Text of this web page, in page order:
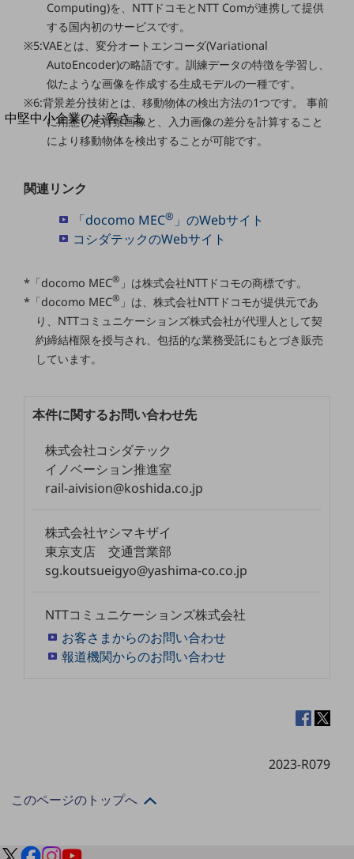
最新の導入事例や注目の導入事例をご紹介します
セミナー
開催・出展する各種セミナー、イベント情報をご紹介します
別ウィンドウで開きます
中堅中小企業のお客さま
NTTドコモビジネスウォッチ
旬な話題やお役立ち資料などDXの課題を
解決するヒントをお届けする記事サイト
お役立ち資料ダウンロード
トレンド記事特集
サービス・ソリューション
課題やニーズに合ったサービスをご紹介し、
中堅中小企業のビジネスをサポート！
お悩みから見つける
お悩みから見つけるTOP
モバイル・音声
バックオフィス
リモート・ハイブリッドワーク
その他のお悩みはこちら
業界から見つける
業界から見つけるTOP
小売・卸売業
NTTドコモビジネス
Computing)を、NTTドコモとNTT Comが連携して提供
する国内初のサービスです。
※5:VAEとは、変分オートエンコーダ(Variational
AutoEncoder)の略語です。訓練データの特徴を学習し、
似たような画像を作成する生成モデルの一種です。
※6:背景差分技術とは、移動物体の検出方法の1つです。 事前
に用意した背景画像と、入力画像の差分を計算すること
により移動物体を検出することが可能です。
関連リンク
「docomo MEC® 」のWebサイト
コシダテックのWebサイト
*「docomo MEC® 」は株式会社NTTドコモの商標です。
*「docomo MEC® 」は、株式会社NTTドコモが提供元であ
り、NTTコミュニケーションズ株式会社が代理人として契
約締結権限を授与され、包括的な業務受託にもとづき販売
しています。
本件に関するお問い合わせ先
株式会社コシダテック
イノベーション推進室
rail-aivision@koshida.co.jp
株式会社ヤシマキザイ
東京支店 交通営業部
sg.koutsueigyo@yashima-co.co.jp
NTTコミュニケーションズ株式会社
お客さまからのお問い合わせ
報道機関からのお問い合わせ
2023-R079
このページのトップへ